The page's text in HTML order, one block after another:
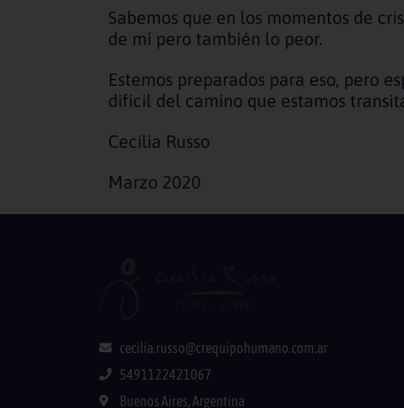
Sabemos que en los momentos de
de mí pero también lo peor.
Estemos preparados para eso, pero
difícil del camino que estamos
Cecilia Russo
Marzo 2020
cecilia.russo@crequipohumano.com.ar
5491122421067
Buenos Aires, Argentina